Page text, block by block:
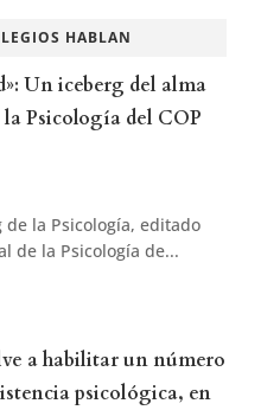
HABLAN
Un iceberg del alma
Psicología del COP
de la Psicología, editado
de la Psicología de...
a habilitar un número
psicológica, en